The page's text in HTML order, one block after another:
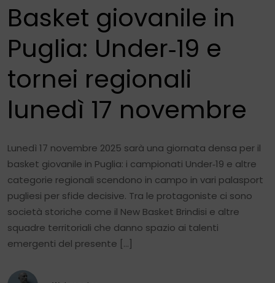
Basket giovanile in
Puglia: Under‑19 e
tornei regionali
lunedì 17 novembre
Lunedì 17 novembre 2025 sarà una giornata densa per il
basket giovanile in Puglia: i campionati Under‑19 e altre
categorie regionali scendono in campo in vari palasport
pugliesi per sfide decisive. Tra le protagoniste ci sono
società storiche come il New Basket Brindisi e altre
squadre territoriali che danno spazio ai talenti
emergenti del presente […]